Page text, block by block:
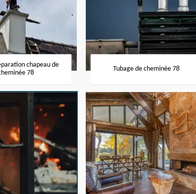
chapeau de
78
Tubage de cheminée 78